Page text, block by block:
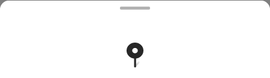
ЧТУП "ПиццаФаер" п.а. 225503, Столин, ул.
Терешковой, 55/1 УНП 291753273 ОАО»Паритетбанк»
БИК POISBY2X Адрес Банка: 220002, г.Минск, ул
Киселева, 61А р.с. BY75POIS30120154220501933001